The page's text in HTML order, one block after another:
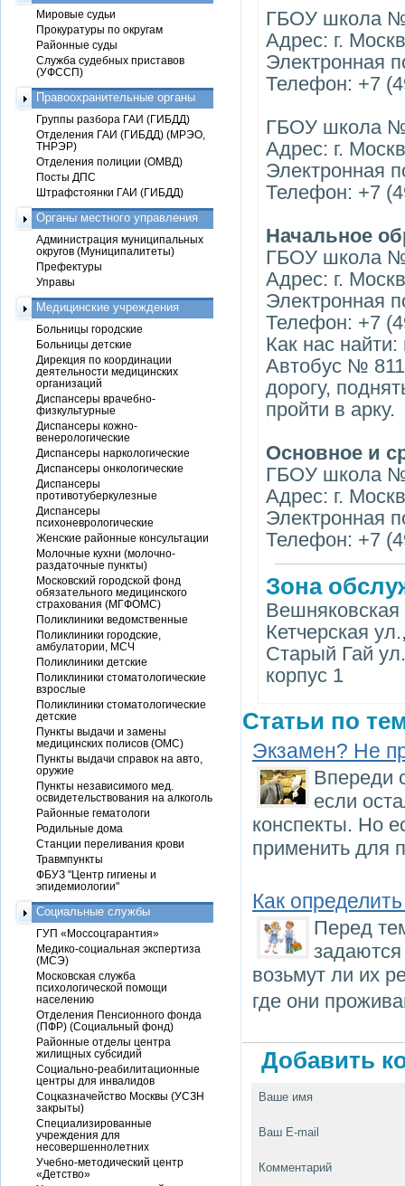
ГБОУ школа №
Адрес: г.
Электронная
Телефон: +7
ГБОУ школа №
Адрес: г.
Электронная
Телефон: +7
Начальное
ГБОУ школа №
Адрес: г.
Электронная
Телефон: +7
Как нас
Автобус №
дорогу,
пройти в арку.
Основное и
ГБОУ школа №
Адрес: г.
Электронная
Телефон: +7
Зона
Вешняковская
Кетчерская
Старый Гай
корпус 1
Статьи по
Экзамен? Не
Впереди
если
конспекты. Но
применить для
Как
Перед
возьмут ли их
где они
Добавить
Ваше имя
Ваш E-mail
Комментарий
Мировые судьи
Прокуратуры по округам
Районные суды
Служба судебных приставов
(УФССП)
Правоохранительные органы
Группы разбора ГАИ (ГИБДД)
Отделения ГАИ (ГИБДД) (МРЭО,
ТНРЭР)
Отделения полиции (ОМВД)
Посты ДПС
Штрафстоянки ГАИ (ГИБДД)
Органы местного управления
Администрация муниципальных
округов (Муниципалитеты)
Префектуры
Управы
Медицинские учреждения
Больницы городские
Больницы детские
Дирекция по координации
деятельности медицинских
организаций
Диспансеры врачебно-
физкультурные
Диспансеры кожно-
венерологические
Диспансеры наркологические
Диспансеры онкологические
Диспансеры
противотуберкулезные
Диспансеры
психоневрологические
Женские районные консультации
Молочные кухни (молочно-
раздаточные пункты)
Московский городской фонд
обязательного медицинского
страхования (МГФОМС)
Поликлиники ведомственные
Поликлиники городские,
амбулатории, МСЧ
Поликлиники детские
Поликлиники стоматологические
взрослые
Поликлиники стоматологические
детские
Пункты выдачи и замены
медицинских полисов (ОМС)
Пункты выдачи справок на авто,
оружие
Пункты независимого мед.
освидетельствования на алкоголь
Районные гематологи
Родильные дома
Станции переливания крови
Травмпункты
ФБУЗ "Центр гигиены и
эпидемиологии"
Социальные службы
ГУП «Моссоцгарантия»
Медико-социальная экспертиза
(МСЭ)
Московская служба
психологической помощи
населению
Отделения Пенсионного фонда
(ПФР) (Социальный фонд)
Районные отделы центра
жилищных субсидий
Социально-реабилитационные
центры для инвалидов
Соцказначейство Москвы (УСЗН
закрыты)
Специализированные
учреждения для
несовершеннолетних
Учебно-методический центр
«Детство»